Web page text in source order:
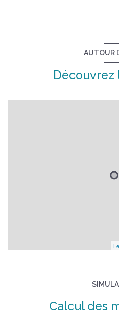
AUTOUR
Calcul des